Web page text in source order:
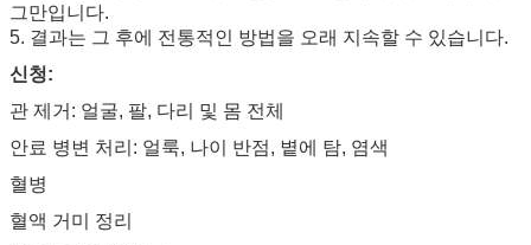
그만입니다.
5. 결과는 그 후에 전통적인 방법을 오래 지속할 수 있습니다.
신청:
관 제거: 얼굴, 팔, 다리 및 몸 전체
안료 병변 처리: 얼룩, 나이 반점, 볕에 탐, 염색
혈병
혈액 거미 정리